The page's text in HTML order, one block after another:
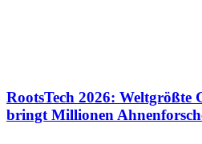
RootsTech 2026: Weltgrößte
bringt Millionen